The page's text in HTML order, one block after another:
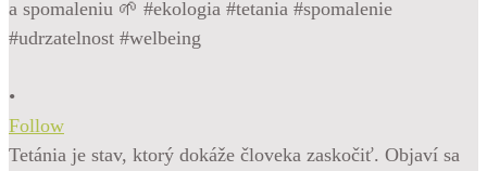
•
Follow
Tetánia je stav, ktorý dokáže človeka zaskočiť. Objaví sa